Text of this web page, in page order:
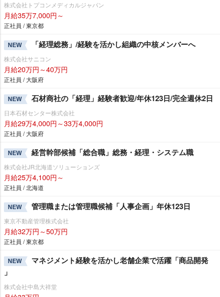
株式会社トプコンメディカルジャパン
月給35万7,000円～
正社員 / 東京都
NEW 「経理総務」/経験を活かし組織の中核メンバーへ
株式会社サニコン
月給20万円～40万円
正社員 / 大阪府
NEW 石材商社の「経理」経験者歓迎/年休123日/完全週休2日
日本石材センター株式会社
月給29万4,000円～33万4,000円
正社員 / 大阪府
NEW 経営幹部候補「総合職」総務・経理・システム職
株式会社JR北海道ソリューションズ
月給25万4,100円～
正社員 / 北海道
NEW 管理職または管理職候補「人事企画」年休123日
東京不動産管理株式会社
月給32万円～50万円
正社員 / 東京都
NEW
マネジメント経験を活かし老舗企業で活躍「商品開発
」
株式会社中島大祥堂